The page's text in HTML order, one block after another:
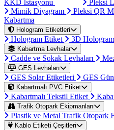
KKD İstasyonu Pleksi
Mimik Diyagram
Pleksi QR
Kabartma
Hologram Etiketleri
Hologram Etiket 3D
Kabartma Levhalar
Cadde ve Sokak Levhaları
GES Levhaları
GES Solar Etiketleri GES
Kabartmalı PVC Etiket
Kabartmalı Tekstil Etiket
Trafik Otopark Ekipmanları
Plastik ve Metal Trafik Otopark
Kablo Etiketi Çeşitleri